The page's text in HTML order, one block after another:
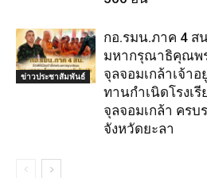
ข่าวประชาสัมพันธ์
กอ.รมน.ภาค 4 ส
มหากรุณาธิคุณพ
จุลจอมเกล้าเจ้า
ทานกำเนิดโรงเ
จุลจอมเกล้า คร
จังหวัดยะลา